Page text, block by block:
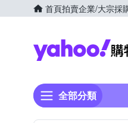
首頁拍賣企業/大宗採
全部分類